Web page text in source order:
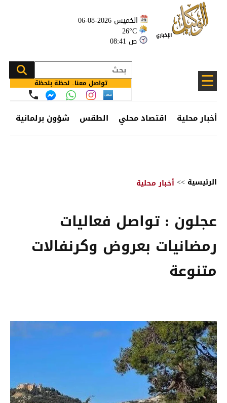
الخميس 2026-08-06
26°C
08:41 ص
☰ تواصل معنا.. لحظة بلحظة
أخبار محلية اقتصاد محلي الطقس شؤون برلمانية
الرئيسية >> أخبار محلية
عجلون : تواصل فعاليات
رمضانيات بعروض وكرنفالات
متنوعة